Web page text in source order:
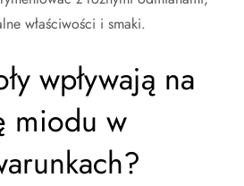
właściwości i smaki.
wpływają na
miodu w